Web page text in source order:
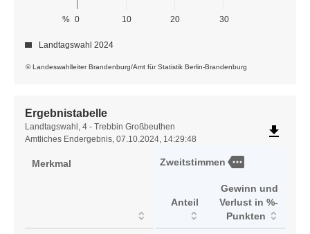
0 10 20 30
%
© Landeswahlleiter Brandenburg/Amt für Statistik Berlin-Brandenburg
Landtagswahl 2024
Ergebnistabelle
Ergebnistabelle
Landtagswahl, 4 - Trebbin Großbeuthen
Amtliches Endergebnis, 07.10.2024, 14:29:48
file_download
Merkmal Zweitstimmen more
Anteil
Gewinn und
Verlust in %-
Punkten